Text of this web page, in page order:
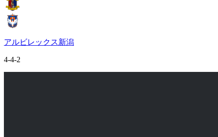
アルビレックス新潟
4-4-2